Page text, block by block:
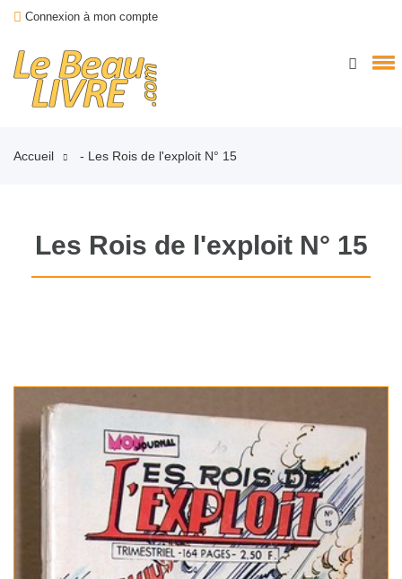
Connexion à mon compte
Accueil - Les Rois de l'exploit N° 15
Les Rois de l'exploit N° 15